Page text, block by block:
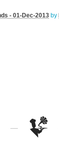
- 01-Dec-2013 by